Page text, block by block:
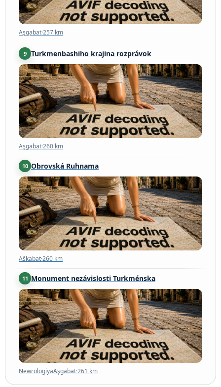
Aşgabat·257 km
9 Turkmenbashiho krajina rozprávok
Aşgabat·260 km
Aşgabat·260 km
10 Obrovská Ruhnama
Aškabat·260 km
Aškabat·260 km
11 Monument nezávislosti Turkménska
NewrologiyaAşgabat·261 km
NewrologiyaAşgabat·261 km